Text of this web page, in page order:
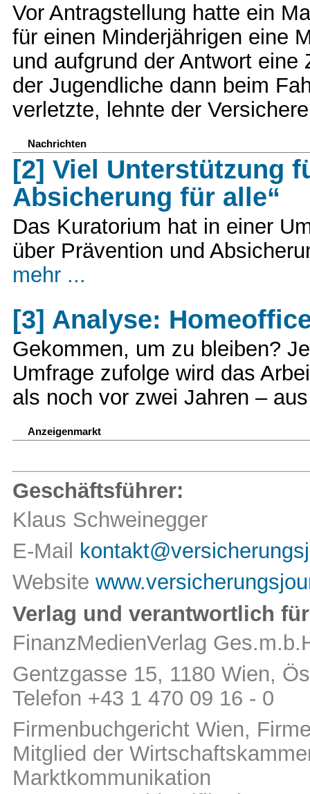
Vor Antragstellung hatte ein
für einen Minderjährigen eine
und aufgrund der Antwort
der Jugendliche dann beim
verletzte, lehnte der
Nachrichten
[2] Viel Unterstützung
Absicherung für alle“
Das Kuratorium hat in einer
über Prävention und
mehr ...
[3] Analyse:
Gekommen, um zu bleiben?
Umfrage zufolge wird das
als noch vor zwei Jahren –
Anzeigenmarkt
Geschäftsführer:
Klaus Schweinegger
E-Mail
Website
Verlag und verantwortlich
FinanzMedienVerlag
Gentzgasse 15, 1180 Wien,
Telefon +43 1 470 09 16 - 0
Firmenbuchgericht Wien,
Mitglied der
Marktkommunikation